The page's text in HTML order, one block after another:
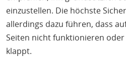
einzustellen. Die höchste
allerdings dazu führen, dass
Seiten nicht funktionieren
klappt.